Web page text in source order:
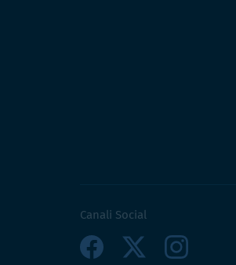
Canali Social